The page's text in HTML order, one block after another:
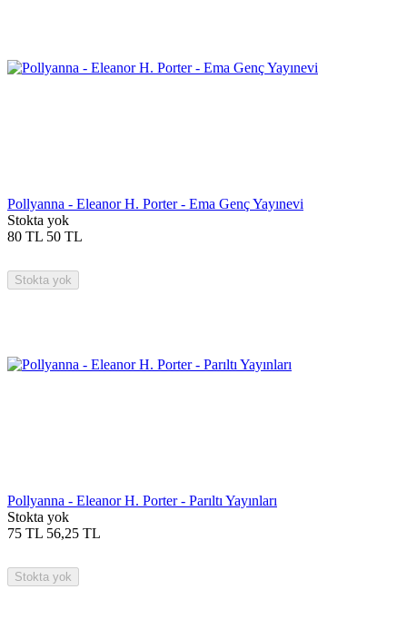
Pollyanna - Eleanor H. Porter - Ema Genç Yayınevi
Stokta yok
80 TL 50 TL
Stokta yok
Pollyanna - Eleanor H. Porter - Parıltı Yayınları
Stokta yok
75 TL 56,25 TL
Stokta yok